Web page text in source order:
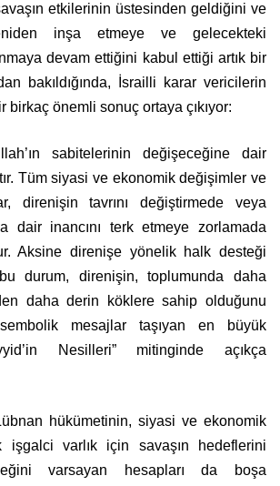
etkilerinin üstesinden geldiğini ve
inşa etmeye ve gelecekteki
devam ettiğini kabul ettiği artık bir
bakıldığında, İsrailli karar vericilerin
birkaç önemli sonuç ortaya çıkıyor:
sabitelerinin değişeceğine dair
Tüm siyasi ve ekonomik değişimler ve
direnişin tavrını değiştirmede veya
dair inancını terk etmeye zorlamada
Aksine direnişe yönelik halk desteği
durum, direnişin, toplumunda daha
daha derin köklere sahip olduğunu
mesajlar taşıyan en büyük
Nesilleri” mitinginde açıkça
hükümetinin, siyasi ve ekonomik
işgalci varlık için savaşın hedeflerini
varsayan hesapları da boşa